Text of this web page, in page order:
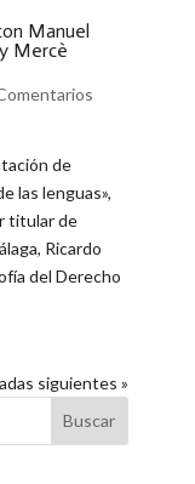
Manuel
Mercè
de
las lenguas»,
titular de
Ricardo
del Derecho
siguientes »